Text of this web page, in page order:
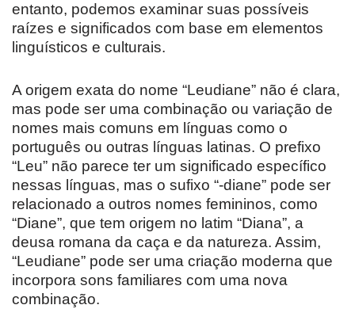
entanto, podemos examinar suas possíveis
raízes e significados com base em elementos
linguísticos e culturais.
A origem exata do nome “Leudiane” não é clara,
mas pode ser uma combinação ou variação de
nomes mais comuns em línguas como o
português ou outras línguas latinas. O prefixo
“Leu” não parece ter um significado específico
nessas línguas, mas o sufixo “-diane” pode ser
relacionado a outros nomes femininos, como
“Diane”, que tem origem no latim “Diana”, a
deusa romana da caça e da natureza. Assim,
“Leudiane” pode ser uma criação moderna que
incorpora sons familiares com uma nova
combinação.